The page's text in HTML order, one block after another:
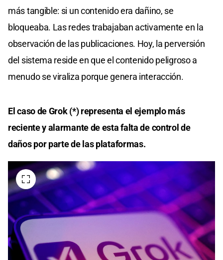
más tangible: si un contenido era dañino, se
bloqueaba. Las redes trabajaban activamente en la
observación de las publicaciones. Hoy, la perversión
del sistema reside en que el contenido peligroso a
menudo se viraliza porque genera interacción.
El caso de Grok (*) representa el ejemplo más
reciente y alarmante de esta falta de control de
daños por parte de las plataformas.